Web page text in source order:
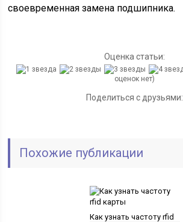
своевременная замена подшипника.
Оценка статьи:
оценок нет)
Поделиться с друзьями:
Похожие публикации
Как узнать частоту rfid